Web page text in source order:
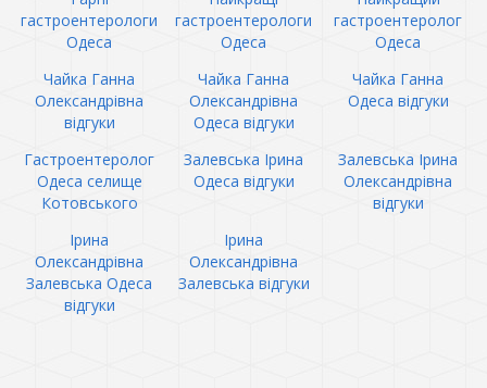
гастроентерологи
Одеса
гастроентерологи
Одеса
гастроентеролог
Одеса
Чайка Ганна
Олександрівна
відгуки
Чайка Ганна
Олександрівна
Одеса відгуки
Чайка Ганна
Одеса відгуки
Гастроентеролог
Одеса селище
Котовського
Залевська Ірина
Одеса відгуки
Залевська Ірина
Олександрівна
відгуки
Ірина
Олександрівна
Залевська Одеса
відгуки
Ірина
Олександрівна
Залевська відгуки